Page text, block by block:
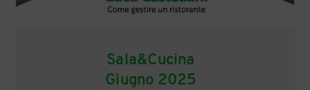
Sala&Cucina
Giugno 2025